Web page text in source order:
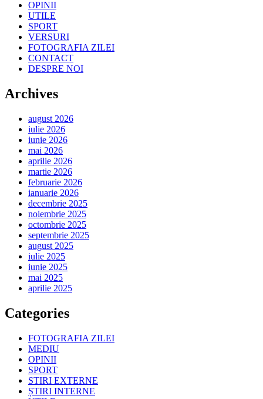
OPINII
UTILE
SPORT
VERSURI
FOTOGRAFIA ZILEI
CONTACT
DESPRE NOI
Archives
august 2026
iulie 2026
iunie 2026
mai 2026
aprilie 2026
martie 2026
februarie 2026
ianuarie 2026
decembrie 2025
noiembrie 2025
octombrie 2025
septembrie 2025
august 2025
iulie 2025
iunie 2025
mai 2025
aprilie 2025
Categories
FOTOGRAFIA ZILEI
MEDIU
OPINII
SPORT
STIRI EXTERNE
ȘTIRI INTERNE